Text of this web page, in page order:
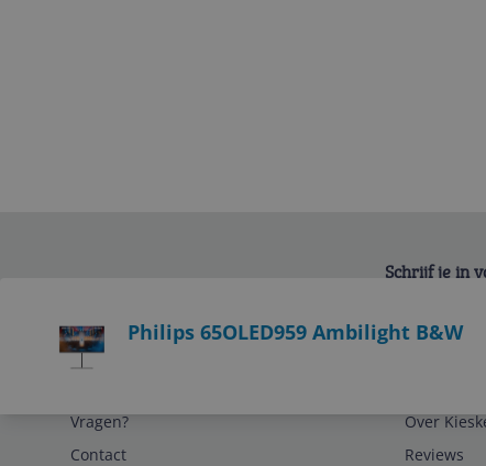
Philips 65OLED959 Ambilight B&W
Schrijf je in
Vragen?
Contact
Over
Reviews